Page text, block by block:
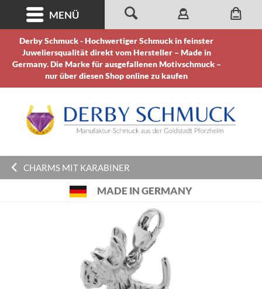
Derby Schmuck - Hochwertiger Schmuck in feinster
Juweliersqualität direkt vom Hersteller – Made in
Germany. Die Marke für ausgefallenen Motivschmuck –
nur über diesen Shop online zu kaufen
MENÜ
CHARMS MIT KARABINER
MADE IN GERMANY